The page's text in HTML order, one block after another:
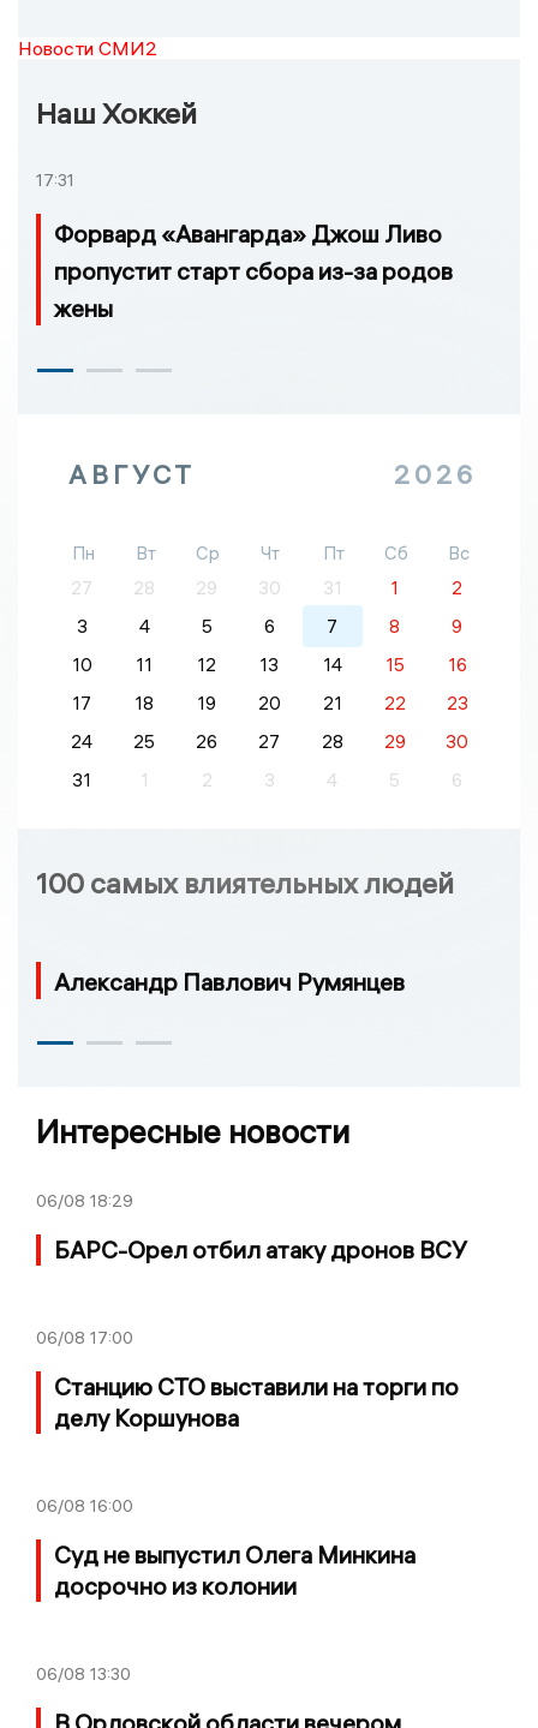
Новости СМИ2
Наш Хоккей
17:31
Форвард «Авангарда» Джош Ливо
пропустит старт сбора из-за родов
жены
АВГУСТ 2026
Пн Вт Ср Чт Пт Сб
Вс
27
28 29 30 31 1
2
3
4 5 6 7 8
9
10
11 12 13 14 15
16
17
18 19 20 21 22
23
24
25 26 27 28 29
30
31
1 2 3 4 5 6
100 самых влиятельных людей
Александр Павлович Румянцев
Интересные новости
06/08 18:29
БАРС-Орел отбил атаку дронов ВСУ
06/08 17:00
Станцию СТО выставили на торги по
делу Коршунова
06/08 16:00
Суд не выпустил Олега Минкина
досрочно из колонии
06/08 13:30